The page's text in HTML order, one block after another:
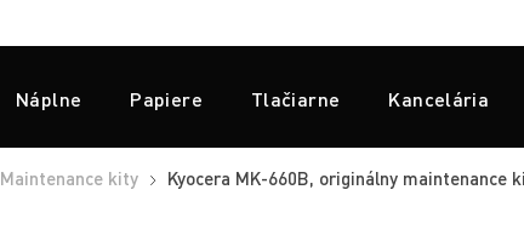
Náplne Papiere Tlačiarne Kancelária
Maintenance kity Kyocera MK-660B, originálny maintenance